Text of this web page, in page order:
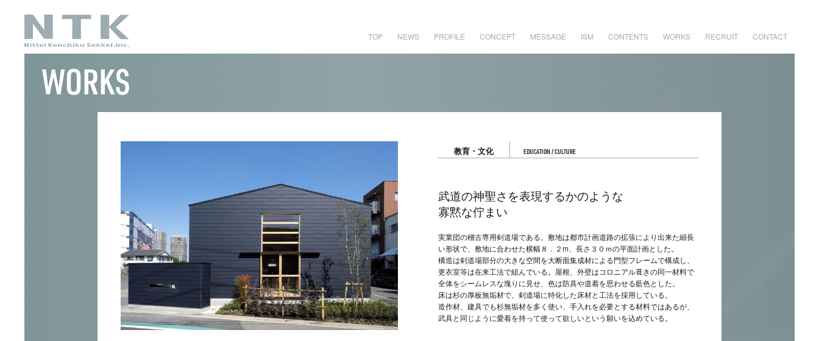
TOP NEWS PROFILE CONCEPT MESSAGE ISM CONTENTS WORKS RECRUIT CONTACT
WORKS
教育・文化 EDUCATION / CULTURE
武道の神聖さを表現するかのような
寡黙な佇まい
実業団の稽古専用剣道場である。敷地は都市計画道路の拡張により出来た細長
い形状で、敷地に合わせた横幅８．２m、長さ３０ｍの平面計画とした。
構造は剣道場部分の大きな空間を大断面集成材による門型フレームで構成し、
更衣室等は在来工法で組んでいる。屋根、外壁はコロニアル葺きの同一材料で
全体をシームレスな塊りに見せ、色は防具や道着を思わせる藍色とした。
床は杉の厚板無垢材で、剣道場に特化した床材と工法を採用している。
造作材、建具でも杉無垢材を多く使い、手入れを必要とする材料ではあるが、
武具と同じように愛着を持って使って欲しいという願いを込めている。